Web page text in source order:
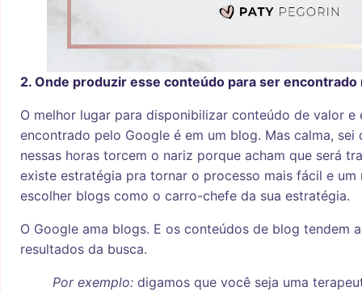
2. Onde produzir esse conteúdo para ser encontrado
O melhor lugar para disponibilizar conteúdo de valor e
encontrado pelo Google é em um blog. Mas calma, sei
nessas horas torcem o nariz porque acham que será
existe estratégia pra tornar o processo mais fácil e
escolher blogs como o carro-chefe da sua estratégia.
O Google ama blogs. E os conteúdos de blog tendem
resultados da busca.
Por exemplo: digamos que você seja uma